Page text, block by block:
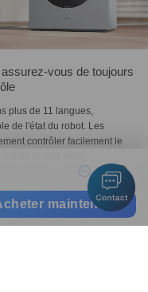
vous de toujours
plus de 11 langues,
de l'état du robot. Les
contrôler facilement le
1
maintenant